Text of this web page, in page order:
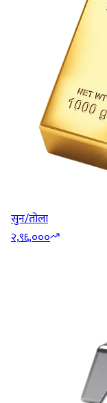
सुन/तोला
२,९६,०००